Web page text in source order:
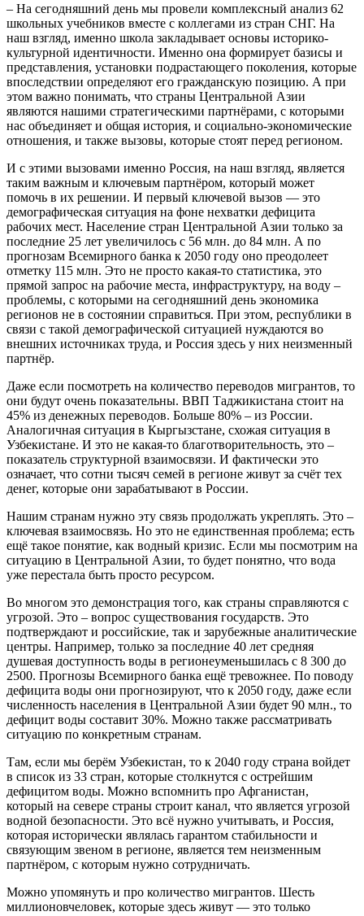
– На сегодняшний день мы провели комплексный анализ 62
школьных учебников вместе с коллегами из стран СНГ. На
наш взгляд, именно школа закладывает основы историко-
культурной идентичности. Именно она формирует базисы и
представления, установки подрастающего поколения, которые
впоследствии определяют его гражданскую позицию. А при
этом важно понимать, что страны Центральной Азии
являются нашими стратегическими партнёрами, с которыми
нас объединяет и общая история, и социально-экономические
отношения, и также вызовы, которые стоят перед регионом.
И с этими вызовами именно Россия, на наш взгляд, является
таким важным и ключевым партнёром, который может
помочь в их решении. И первый ключевой вызов — это
демографическая ситуация на фоне нехватки дефицита
рабочих мест. Население стран Центральной Азии только за
последние 25 лет увеличилось с 56 млн. до 84 млн. А по
прогнозам Всемирного банка к 2050 году оно преодолеет
отметку 115 млн. Это не просто какая-то статистика, это
прямой запрос на рабочие места, инфраструктуру, на воду –
проблемы, с которыми на сегодняшний день экономика
регионов не в состоянии справиться. При этом, республики в
связи с такой демографической ситуацией нуждаются во
внешних источниках труда, и Россия здесь у них неизменный
партнёр.
Даже если посмотреть на количество переводов мигрантов, то
они будут очень показательны. ВВП Таджикистана стоит на
45% из денежных переводов. Больше 80% – из России.
Аналогичная ситуация в Кыргызстане, схожая ситуация в
Узбекистане. И это не какая-то благотворительность, это –
показатель структурной взаимосвязи. И фактически это
означает, что сотни тысяч семей в регионе живут за счёт тех
денег, которые они зарабатывают в России.
Нашим странам нужно эту связь продолжать укреплять. Это –
ключевая взаимосвязь. Но это не единственная проблема; есть
ещё такое понятие, как водный кризис. Если мы посмотрим на
ситуацию в Центральной Азии, то будет понятно, что вода
уже перестала быть просто ресурсом.
Во многом это демонстрация того, как страны справляются с
угрозой. Это – вопрос существования государств. Это
подтверждают и российские, так и зарубежные аналитические
центры. Например, только за последние 40 лет средняя
душевая доступность воды в регионеуменьшилась с 8 300 до
2500. Прогнозы Всемирного банка ещё тревожнее. По поводу
дефицита воды они прогнозируют, что к 2050 году, даже если
численность населения в Центральной Азии будет 90 млн., то
дефицит воды составит 30%. Можно также рассматривать
ситуацию по конкретным странам.
Там, если мы берём Узбекистан, то к 2040 году страна войдет
в список из 33 стран, которые столкнутся с острейшим
дефицитом воды. Можно вспомнить про Афганистан,
который на севере страны строит канал, что является угрозой
водной безопасности. Это всё нужно учитывать, и Россия,
которая исторически являлась гарантом стабильности и
связующим звеном в регионе, является тем неизменным
партнёром, с которым нужно сотрудничать.
Можно упомянуть и про количество мигрантов. Шесть
миллионовчеловек, которые здесь живут — это только